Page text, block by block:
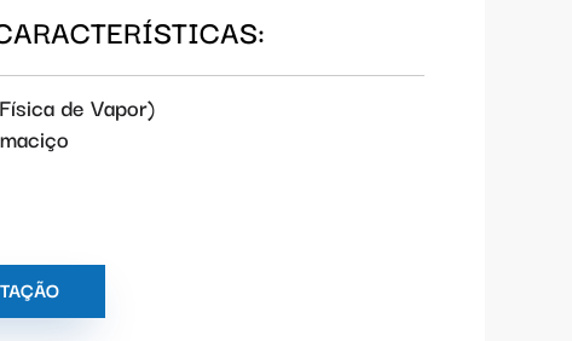
de Vapor)